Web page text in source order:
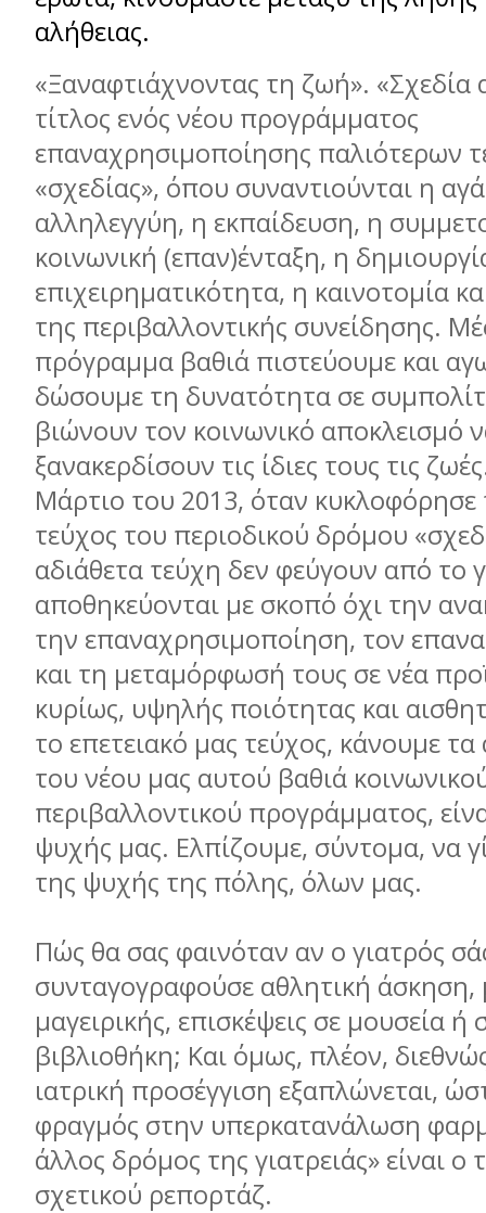
αλήθειας.
«Ξαναφτιάχνοντας τη ζωή». «Σχεδία
τίτλος ενός νέου προγράμματος
επαναχρησιμοποίησης παλιότερων
«σχεδίας», όπου συναντιούνται η
αλληλεγγύη, η εκπαίδευση, η
κοινωνική (επαν)ένταξη, η
επιχειρηματικότητα, η καινοτομία
της περιβαλλοντικής συνείδησης.
πρόγραμμα βαθιά πιστεύουμε και
δώσουμε τη δυνατότητα σε
βιώνουν τον κοινωνικό αποκλεισμό
ξανακερδίσουν τις ίδιες τους τις
Μάρτιο του 2013, όταν
τεύχος του περιοδικού δρόμου
αδιάθετα τεύχη δεν φεύγουν από το
αποθηκεύονται με σκοπό όχι την
την επαναχρησιμοποίηση, τον
και τη μεταμόρφωσή τους σε νέα
κυρίως, υψηλής ποιότητας και
το επετειακό μας τεύχος, κάνουμε
του νέου μας αυτού βαθιά
περιβαλλοντικού προγράμματος,
ψυχής μας. Ελπίζουμε, σύντομα, να
της ψυχής της πόλης, όλων μας.
Πώς θα σας φαινόταν αν ο γιατρός
συνταγογραφούσε αθλητική
μαγειρικής, επισκέψεις σε μουσεία ή
βιβλιοθήκη; Και όμως, πλέον,
ιατρική προσέγγιση εξαπλώνεται,
φραγμός στην υπερκατανάλωση
άλλος δρόμος της γιατρειάς» είναι ο
σχετικού ρεπορτάζ.